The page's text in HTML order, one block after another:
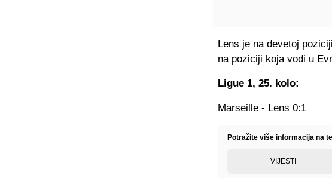
Lens je na devetoj
na poziciji koja vodi u
Ligue 1, 25. kolo:
Marseille - Lens 0:1
Potražite više informacija na
VIJESTI